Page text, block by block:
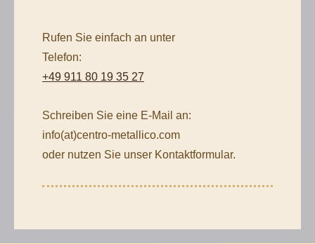
Rufen Sie einfach an unter
Telefon:
+49 911 80 19 35 27
Schreiben Sie eine E-Mail an:
info(at)centro-metallico.com
oder nutzen Sie unser Kontaktformular.